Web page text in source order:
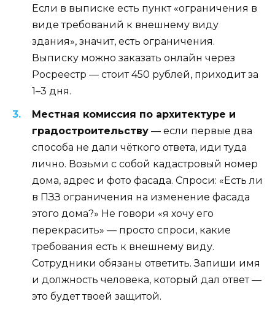
Если в выписке есть пункт «ограничения в
виде требований к внешнему виду
здания», значит, есть ограничения.
Выписку можно заказать онлайн через
Росреестр — стоит 450 рублей, приходит за
1–3 дня.
Местная комиссия по архитектуре и
градостроительству — если первые два
способа не дали чёткого ответа, иди туда
лично. Возьми с собой кадастровый номер
дома, адрес и фото фасада. Спроси: «Есть ли
в ПЗЗ ограничения на изменение фасада
этого дома?» Не говори «я хочу его
перекрасить» — просто спроси, какие
требования есть к внешнему виду.
Сотрудники обязаны ответить. Запиши имя
и должность человека, который дал ответ —
это будет твоей защитой.